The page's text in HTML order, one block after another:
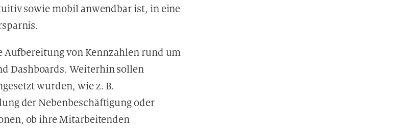
sowie mobil anwendbar ist, in eine
Aufbereitung von Kennzahlen rund um
Dashboards. Weiterhin sollen
wurden, wie z. B.
der Nebenbeschäftigung oder
ob ihre Mitarbeitenden